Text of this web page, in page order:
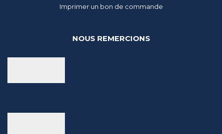
Imprimer un bon de commande
NOUS REMERCIONS